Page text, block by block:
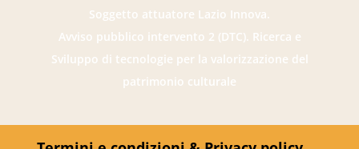
Soggetto attuatore Lazio Innova.
Avviso pubblico intervento 2 (DTC). Ricerca e
Sviluppo di tecnologie per la valorizzazione del
patrimonio culturale